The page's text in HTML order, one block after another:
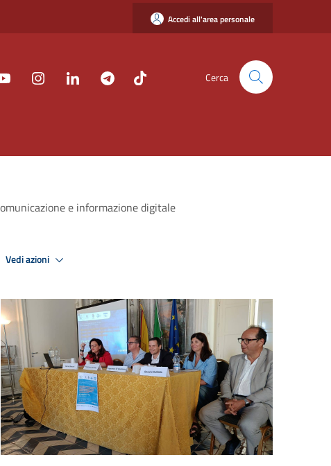
Accedi all'area personale
Cerca
e informazione digitale
Vedi azioni